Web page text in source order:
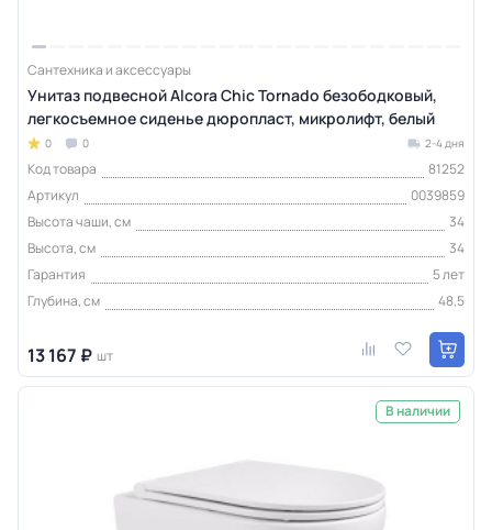
Сантехника и аксессуары
Унитаз подвесной Alcora Chic Tornado безободковый,
легкосъемное сиденье дюропласт, микролифт, белый
0 0 2-4 дня
Код товара
81252
Артикул
0039859
Высота чаши, см
34
Высота, см
34
Гарантия
5 лет
Глубина, см
48,5
13 167 ₽ шт
В наличии